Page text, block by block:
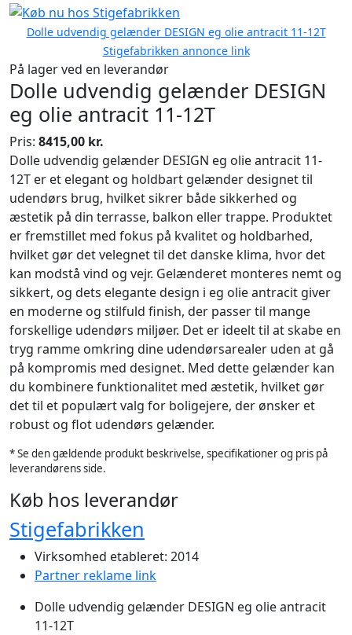
Dolle udvendig gelænder DESIGN eg olie antracit 11-12T
Stigefabrikken annonce link
På lager ved en leverandør
Dolle udvendig gelænder DESIGN
eg olie antracit 11-12T
Pris: 8415,00 kr.
Dolle udvendig gelænder DESIGN eg olie antracit 11-
12T er et elegant og holdbart gelænder designet til
udendørs brug, hvilket sikrer både sikkerhed og
æstetik på din terrasse, balkon eller trappe. Produktet
er fremstillet med fokus på kvalitet og holdbarhed,
hvilket gør det velegnet til det danske klima, hvor det
kan modstå vind og vejr. Gelænderet monteres nemt og
sikkert, og dets elegante design i eg olie antracit giver
en moderne og stilfuld finish, der passer til mange
forskellige udendørs miljøer. Det er ideelt til at skabe en
tryg ramme omkring dine udendørsarealer uden at gå
på kompromis med designet. Med dette gelænder kan
du kombinere funktionalitet med æstetik, hvilket gør
det til et populært valg for boligejere, der ønsker et
robust og flot udendørs gelænder.
* Se den gældende produkt beskrivelse, specifikationer og pris på
leverandørens side.
Køb hos leverandør
Stigefabrikken
Virksomhed etableret: 2014
Partner reklame link
Dolle udvendig gelænder DESIGN eg olie antracit
11-12T